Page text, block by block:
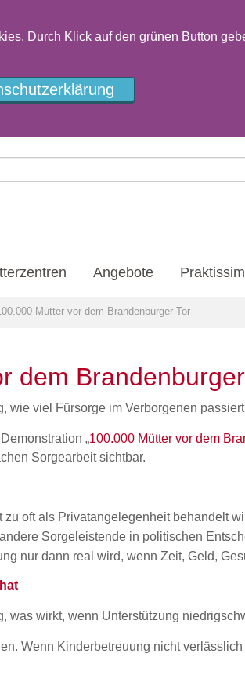
Durch Klick auf den grünen Button
Angebote
Mütter vor dem Brandenburger Tor
dem
wie viel Fürsorge im Verborgenen
„100.000 Mütter vor dem
Sorgearbeit sichtbar.
oft als Privatangelegenheit behandelt
Sorgeleistende in politischen
nur dann real wird, wenn Zeit, Geld,
was wirkt, wenn Unterstützung
Wenn Kinderbetreuung nicht